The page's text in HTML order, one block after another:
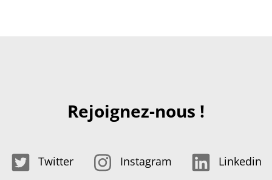
Rejoignez-nous !
Twitter Instagram Linkedin